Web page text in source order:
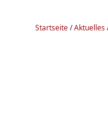
Startseite/Aktuelles